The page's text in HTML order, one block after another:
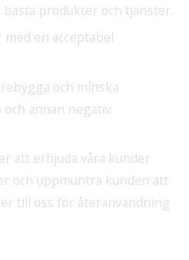
bästa produkter och tjänster.
en acceptabel
och minska
annan negativ
att erbjuda våra kunder
och uppmuntra kunden att
till oss för återanvändning